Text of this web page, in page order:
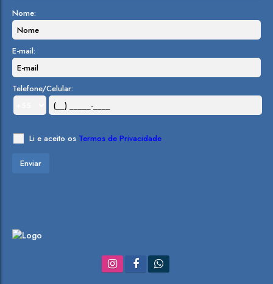
Nome:
E-mail:
Telefone/Celular:
Li e aceito os Termos de Privacidade